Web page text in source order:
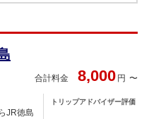
合計料金 8,000 円
JR徳島
トリップアドバイザー評価